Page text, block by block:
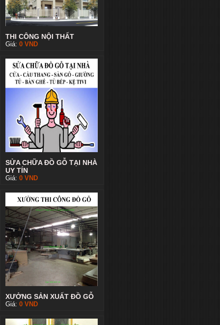
THI CÔNG NỘI THẤT
Giá: 0 VND
SỬA CHỮA ĐỒ GỖ TẠI NHÀ
UY TÍN
Giá: 0 VND
XƯỞNG SẢN XUẤT ĐỒ GỖ
Giá: 0 VND